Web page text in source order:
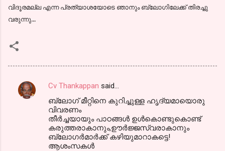
വിദൂരമല്ല എന്ന പ്രത്യാശയോടെ ഞാനും ബ്ലോഗിലേക്ക് തിരച്ചു
വരുന്നു...
C
Cv Thankappan said…
ബ്ലോഗ് മീറ്റിനെ കുറിച്ചുള്ള ഹൃദ്യമായൊരു
വിവരണം
തീര്‍ച്ചയായും പാഠങ്ങള്‍ ഉള്‍കൊണ്ടുകൊണ്ട്
കരുത്തരാകാനും,ഊര്‍ജ്ജസ്വരാകാനും
ബ്ലോഗര്‍മാര്‍ക്ക് കഴിയുമാറാകട്ടെ!
ആശംസകള്‍